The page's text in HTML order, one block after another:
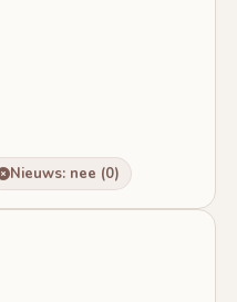
Nieuws: nee (0)